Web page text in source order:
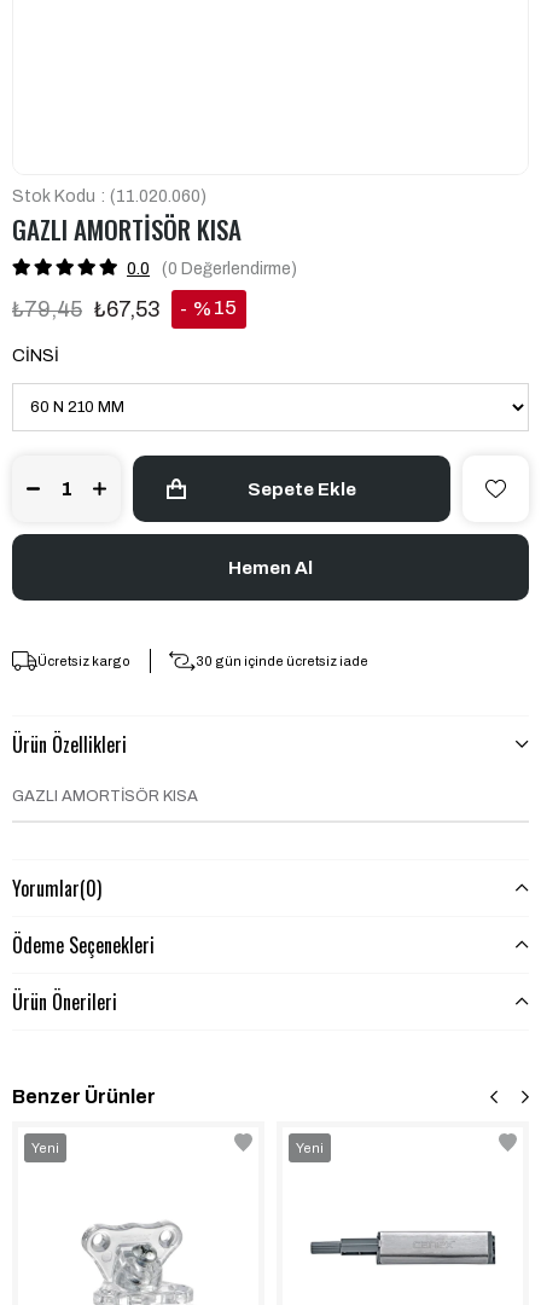
Stok Kodu (11.020.060)
GAZLI AMORTİSÖR KISA
0.0 (0 Değerlendirme)
₺79,45 ₺67,53 % 15
CİNSİ
Ücretsiz kargo 30 gün içinde ücretsiz iade
Ürün Özellikleri
GAZLI AMORTİSÖR KISA
Yorumlar(0)
Ödeme Seçenekleri
Ürün Önerileri
Benzer Ürünler
Yeni
Yeni